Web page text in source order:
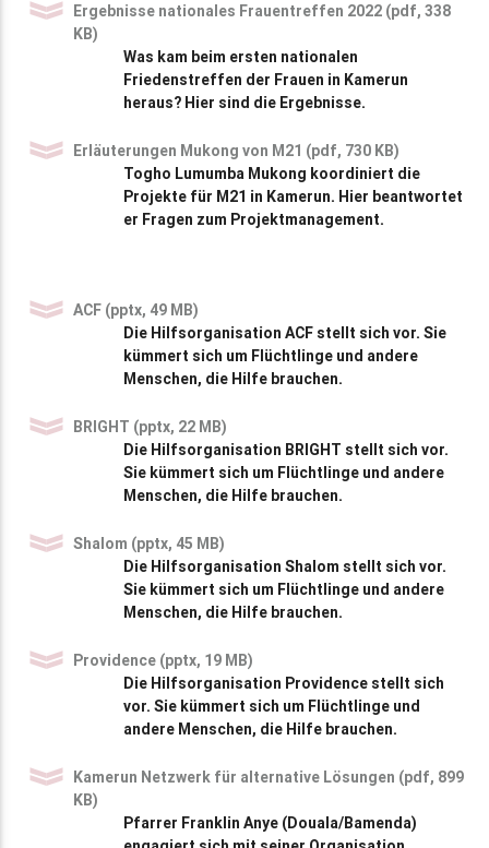
Ergebnisse nationales Frauentreffen 2022 (pdf, 338
KB)
Was kam beim ersten nationalen
Friedenstreffen der Frauen in Kamerun
heraus? Hier sind die Ergebnisse.
Erläuterungen Mukong von M21 (pdf, 730 KB)
Togho Lumumba Mukong koordiniert die
Projekte für M21 in Kamerun. Hier beantwortet
er Fragen zum Projektmanagement.
ACF (pptx, 49 MB)
Die Hilfsorganisation ACF stellt sich vor. Sie
kümmert sich um Flüchtlinge und andere
Menschen, die Hilfe brauchen.
BRIGHT (pptx, 22 MB)
Die Hilfsorganisation BRIGHT stellt sich vor.
Sie kümmert sich um Flüchtlinge und andere
Menschen, die Hilfe brauchen.
Shalom (pptx, 45 MB)
Die Hilfsorganisation Shalom stellt sich vor.
Sie kümmert sich um Flüchtlinge und andere
Menschen, die Hilfe brauchen.
Providence (pptx, 19 MB)
Die Hilfsorganisation Providence stellt sich
vor. Sie kümmert sich um Flüchtlinge und
andere Menschen, die Hilfe brauchen.
Kamerun Netzwerk für alternative Lösungen (pdf, 899
KB)
Pfarrer Franklin Anye (Douala/Bamenda)